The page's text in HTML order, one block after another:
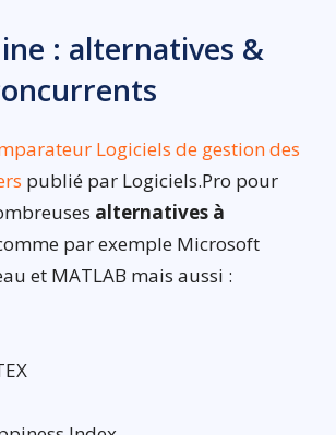
: alternatives &
Logiciels de gestion des
publié par Logiciels.Pro pour
alternatives à
par exemple Microsoft
et MATLAB mais aussi :